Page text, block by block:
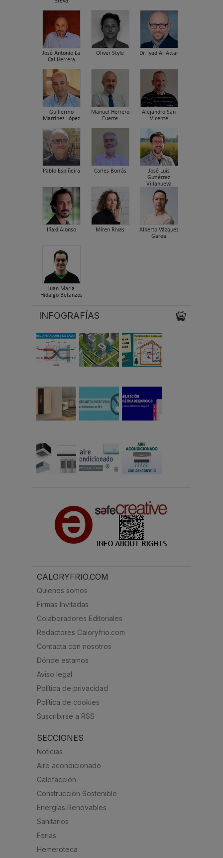
José Antonio La
Cal Herrera
Oliver Style Dr. Iyad Al-Attar
Guillermo
Martínez López
Manuel Herrero
Fuerte
Alejandro San
Vicente
Pablo Espiñeira Carles Borrás
José Luis
Gutiérrez
Villanueva
Iñaki Alonso Miren Rivas
Alberto Vázquez
Garea
Juan María
Hidalgo Betanzos
INFOGRAFÍAS
CALORYFRIO.COM
Quienes somos
Firmas Invitadas
Colaboradores Editoriales
Redactores Caloryfrio.com
Contacta con nosotros
Dónde estamos
Aviso legal
Política de privacidad
Política de cookies
Suscribirse a RSS
SECCIONES
Noticias
Aire acondicionado
Calefacción
Construcción Sostenible
Energías Renovables
Sanitarios
Ferias
Hemeroteca